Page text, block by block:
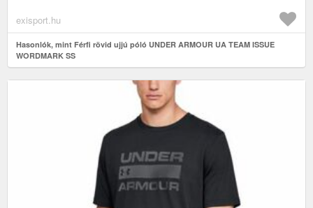
exisport.hu
Hasonlók, mint Férfi rövid ujjú póló UNDER ARMOUR UA TEAM ISSUE
WORDMARK SS